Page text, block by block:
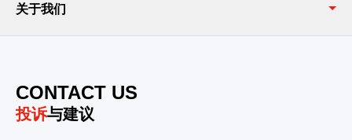
关于我们
CONTACT US
投诉与建议